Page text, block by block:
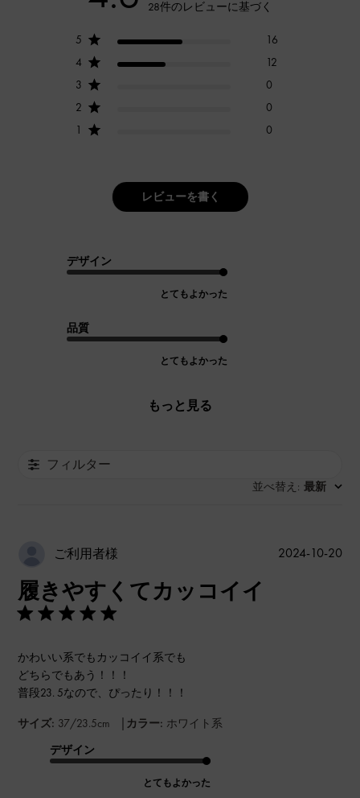
28件のレビューに基づく
5
16
4
12
3
0
2
0
1
0
レビューを書く
デザイン
とてもよかった
品質
とてもよかった
もっと見る
フィルター
並べ替え : 最新
ご利用者様
履きやすくてカッコイイ
かわいい系でもカッコイイ系でも
どちらでもあう！！！
普段23. 5なので、ぴったり！！！
サイズ: 37/23.5cm | カラー: ホワイト系
デザイン
とてもよかった
公
2024-10-20